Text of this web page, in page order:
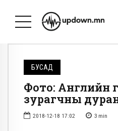
БУСАД
Фото: Английн
зурагчны
2018-12-18 17:02 3 min